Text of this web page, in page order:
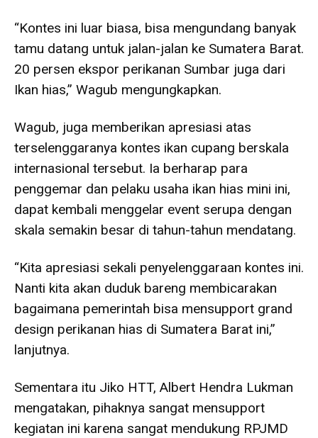
“Kontes ini luar biasa, bisa mengundang banyak
tamu datang untuk jalan-jalan ke Sumatera Barat.
20 persen ekspor perikanan Sumbar juga dari
Ikan hias,” Wagub mengungkapkan.
Wagub, juga memberikan apresiasi atas
terselenggaranya kontes ikan cupang berskala
internasional tersebut. Ia berharap para
penggemar dan pelaku usaha ikan hias mini ini,
dapat kembali menggelar event serupa dengan
skala semakin besar di tahun-tahun mendatang.
“Kita apresiasi sekali penyelenggaraan kontes ini.
Nanti kita akan duduk bareng membicarakan
bagaimana pemerintah bisa mensupport grand
design perikanan hias di Sumatera Barat ini,”
lanjutnya.
Sementara itu Jiko HTT, Albert Hendra Lukman
mengatakan, pihaknya sangat mensupport
kegiatan ini karena sangat mendukung RPJMD